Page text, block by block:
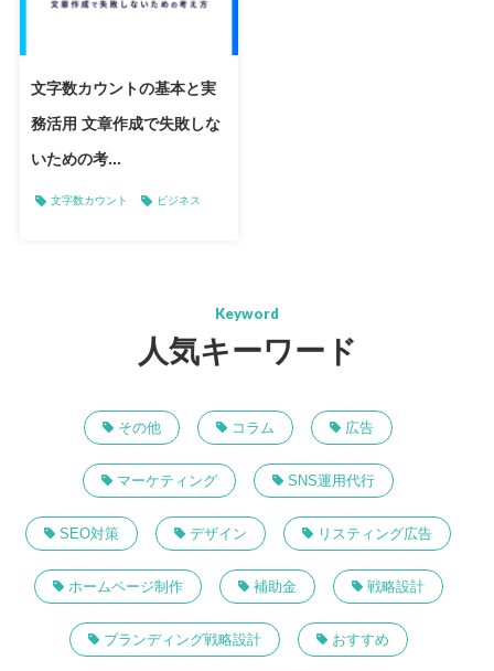
文字数カウントの基本と実
務活用 文章作成で失敗しな
いための考...
文字数カウント ビジネス
Keyword
人気キーワード
その他 コラム 広告
マーケティング SNS運用代行
SEO対策 デザイン リスティング広告
ホームページ制作 補助金 戦略設計
ブランディング戦略設計 おすすめ